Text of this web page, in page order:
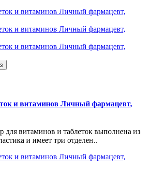
и витаминов Личный фармацевт,
для витаминов и таблеток выполнена из
и имеет три отделен..